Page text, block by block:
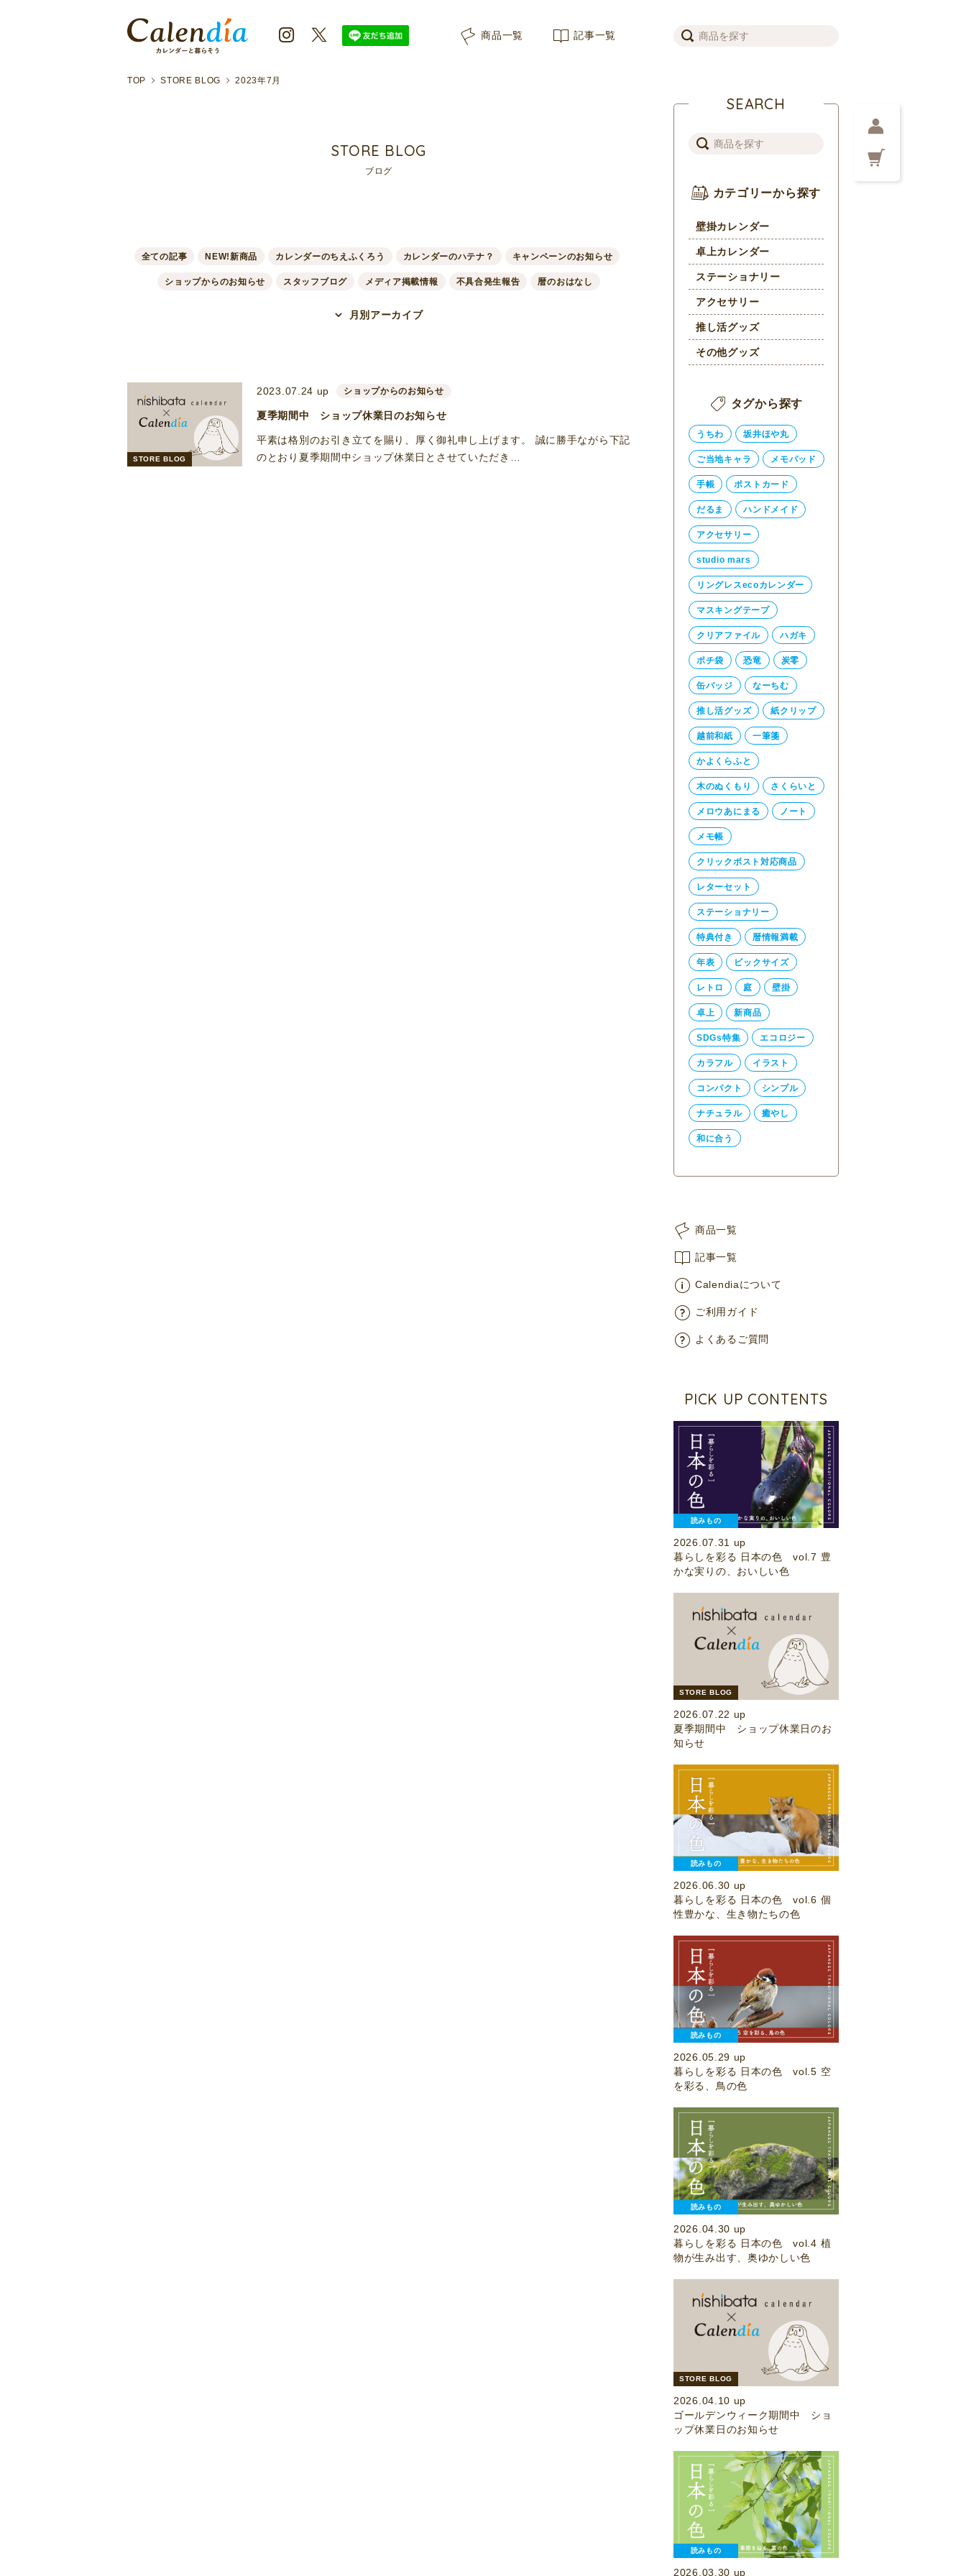
商品一覧 記事一覧
TOP STORE BLOG 2023年7月
STORE BLOG
ブログ
全ての記事 NEW!新商品 カレンダーのちえふくろう カレンダーのハテナ？ キャンペーンのお知らせ
ショップからのお知らせ スタッフブログ メディア掲載情報 不具合発生報告 暦のおはなし
月別アーカイブ
STORE BLOG
2023.07.24 up ショップからのお知らせ
夏季期間中 ショップ休業日のお知らせ
平素は格別のお引き立てを賜り、厚く御礼申し上げます。 誠に勝手ながら下記
のとおり夏季期間中ショップ休業日とさせていただき…
SEARCH
カテゴリーから探す
壁掛カレンダー
卓上カレンダー
ステーショナリー
アクセサリー
推し活グッズ
その他グッズ
タグから探す
うちわ 坂井ほや丸
ご当地キャラ メモパッド
手帳 ポストカード
だるま ハンドメイド
アクセサリー
studio mars
リングレスecoカレンダー
マスキングテープ
クリアファイル ハガキ
ポチ袋 恐竜 炭零
缶バッジ なーちむ
推し活グッズ 紙クリップ
越前和紙 一筆箋
かよくらふと
木のぬくもり さくらいと
メロウあにまる ノート
メモ帳
クリックポスト対応商品
レターセット
ステーショナリー
特典付き 暦情報満載
年表 ビックサイズ
レトロ 庭 壁掛
卓上 新商品
SDGs特集 エコロジー
カラフル イラスト
コンパクト シンプル
ナチュラル 癒やし
和に合う
商品一覧
記事一覧
Calendiaについて
ご利用ガイド
よくあるご質問
PICK UP CONTENTS
読みもの
2026.07.31 up
暮らしを彩る 日本の色 vol.7 豊
かな実りの、おいしい色
STORE BLOG
2026.07.22 up
夏季期間中 ショップ休業日のお
知らせ
読みもの
2026.06.30 up
暮らしを彩る 日本の色 vol.6 個
性豊かな、生き物たちの色
読みもの
2026.05.29 up
暮らしを彩る 日本の色 vol.5 空
を彩る、鳥の色
読みもの
2026.04.30 up
暮らしを彩る 日本の色 vol.4 植
物が生み出す、奥ゆかしい色
STORE BLOG
2026.04.10 up
ゴールデンウィーク期間中 ショ
ップ休業日のお知らせ
読みもの
2026.03.30 up